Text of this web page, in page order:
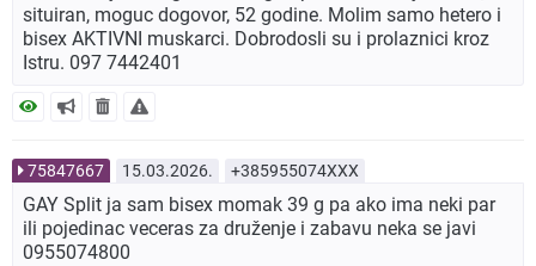
situiran, moguc dogovor, 52 godine. Molim samo hetero i
bisex AKTIVNI muskarci. Dobrodosli su i prolaznici kroz
Istru. 097 7442401
75847667 15.03.2026. +385955074XXX
GAY Split ja sam bisex momak 39 g pa ako ima neki par
ili pojedinac veceras za druženje i zabavu neka se javi
0955074800